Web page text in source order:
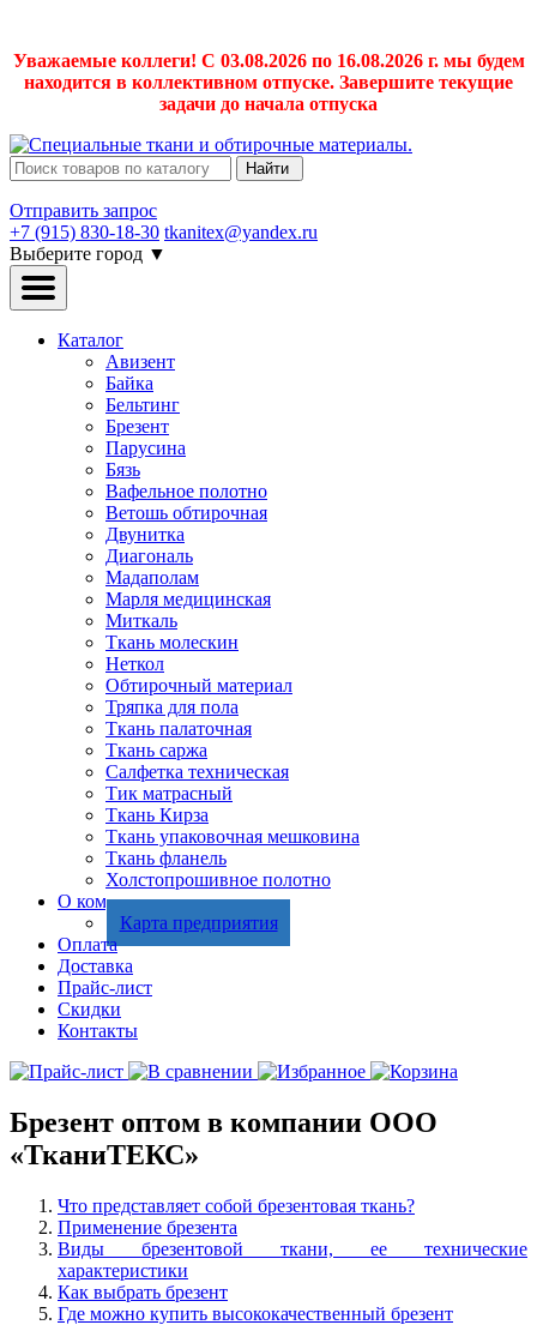
Уважаемые коллеги! С 03.08.2026 по 16.08.2026 г. мы будем
находится в коллективном отпуске. Завершите текущие
задачи до начала отпуска
Найти
Отправить запрос
+7 (915) 830-18-30 tkanitex@yandex.ru
Выберите город ▼
Каталог
Авизент
Байка
Бельтинг
Брезент
Парусина
Бязь
Вафельное полотно
Ветошь обтирочная
Двунитка
Диагональ
Мадаполам
Марля медицинская
Миткаль
Ткань молескин
Неткол
Обтирочный материал
Тряпка для пола
Ткань палаточная
Ткань саржа
Салфетка техническая
Тик матрасный
Ткань Кирза
Ткань упаковочная мешковина
Ткань фланель
Холстопрошивное полотно
О компании
Карта предприятия
Оплата
Доставка
Прайс-лист
Скидки
Контакты
Брезент оптом в компании ООО
«ТканиТЕКС»
Что представляет собой брезентовая ткань?
Применение брезента
Виды брезентовой ткани, ее технические
характеристики
Как выбрать брезент
Где можно купить высококачественный брезент